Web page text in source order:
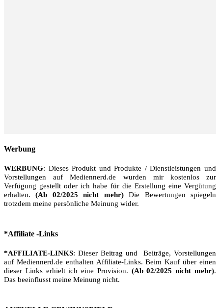
Werbung
WERBUNG: Dieses Produkt und Produkte / Dienstleistungen und
Vorstellungen auf Mediennerd.de wurden mir kostenlos zur
Verfügung gestellt oder ich habe für die Erstellung eine Vergütung
erhalten.(Ab 02/2025 nicht mehr)Die Bewertungen spiegeln
trotzdem meine persönliche Meinung wider.
*Affiliate -Links
*AFFILIATE-LINKS: Dieser Beitrag und Beiträge, Vorstellungen
auf Mediennerd.de enthalten Affiliate-Links. Beim Kauf über einen
dieser Links erhielt ich eine Provision. (Ab 02/2025 nicht mehr).
Das beeinflusst meine Meinung nicht.